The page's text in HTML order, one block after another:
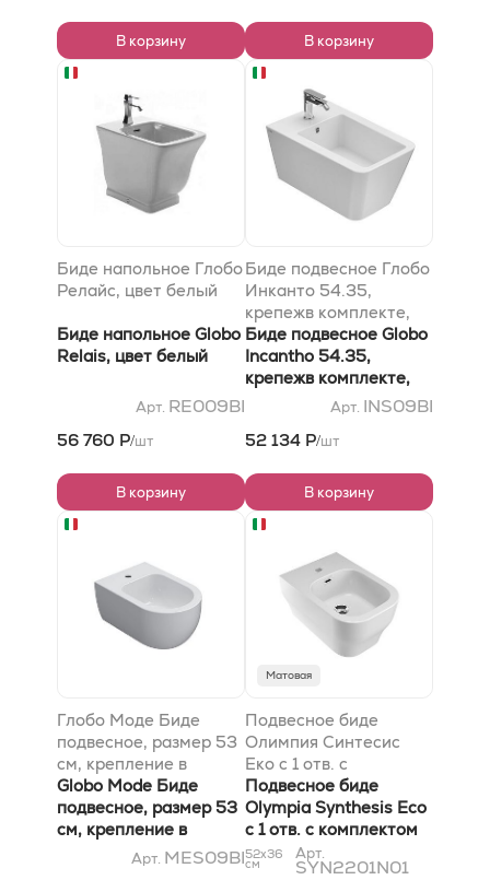
В корзину В корзину
Биде напольное Глобо
Релайс, цвет белый
Биде напольное Globo
Relais, цвет белый
Арт. RE009BI
56 760 Р/шт
В корзину
Биде подвесное Глобо
Инканто 54.35,
крепежв комплекте,
цвет белый
Биде подвесное Globo
Incantho 54.35,
крепежв комплекте,
цвет белыйАрт. INS09BI
52 134 Р/шт
В корзину
Глобо Моде Биде
подвесное, размер 53
см, крепление в
комплекте, цвет
белый
Globo Mode Биде
подвесное, размер 53
см, крепление в
комплекте, цвет
Арт. MES09BI
Матовая
Подвесное биде
Олимпия Синтесис
Еко с 1 отв. c
комплектом
креплений
Подвесное биде
Olympia Synthesis Eco
с 1 отв. c комплектом
креплений
52x36
см
Арт.
SYN2201N01